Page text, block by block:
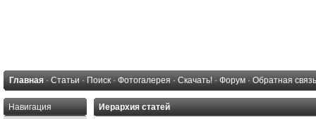
Главная · Статьи · Поиск · Фотогалерея · Скачать! · Форум · Обратная связь
Навигация Иерархия статей